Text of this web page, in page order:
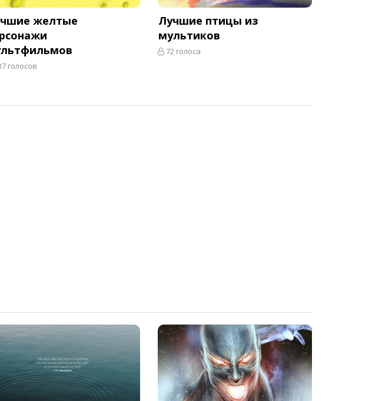
желтые
голосов
Лучшие птицы из
мультиков
72 голоса